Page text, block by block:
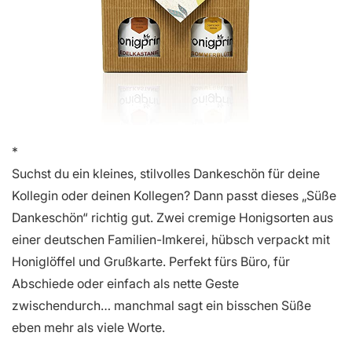
Suchst du ein kleines, stilvolles Dankeschön für deine
Kollegin oder deinen Kollegen? Dann passt dieses „Süße
Dankeschön“ richtig gut. Zwei cremige Honigsorten aus
einer deutschen Familien-Imkerei, hübsch verpackt mit
Honiglöffel und Grußkarte. Perfekt fürs Büro, für
Abschiede oder einfach als nette Geste
zwischendurch… manchmal sagt ein bisschen Süße
eben mehr als viele Worte.